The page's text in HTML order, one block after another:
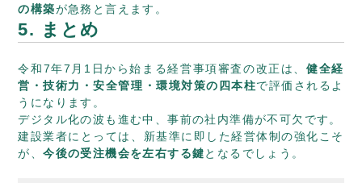
の構築が急務と言えます。
5. まとめ
令和7年7月1日から始まる経営事項審査の改正は、 健全経
営・技術力・安全管理・環境対策の四本柱で評価されるよ
うになります。
デジタル化の波も進む中、事前の社内準備が不可欠です。
建設業者にとっては、新基準に即した経営体制の強化こそ
が、今後の受注機会を左右する鍵となるでしょう。